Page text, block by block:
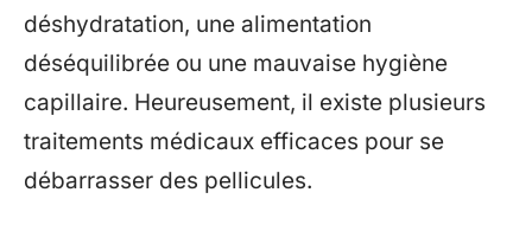
déshydratation, une alimentation
déséquilibrée ou une mauvaise hygiène
capillaire. Heureusement, il existe plusieurs
traitements médicaux efficaces pour se
débarrasser des pellicules.